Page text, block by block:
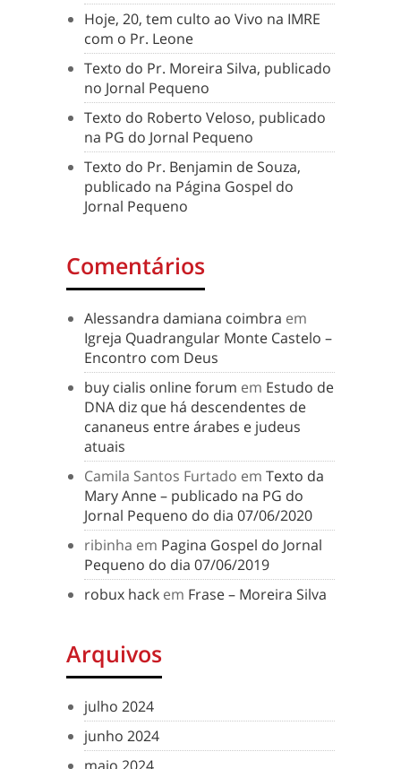
Hoje, 20, tem culto ao Vivo na IMRE
com o Pr. Leone
Texto do Pr. Moreira Silva, publicado
no Jornal Pequeno
Texto do Roberto Veloso, publicado
na PG do Jornal Pequeno
Texto do Pr. Benjamin de Souza,
publicado na Página Gospel do
Jornal Pequeno
Comentários
Alessandra damiana coimbra em
Igreja Quadrangular Monte Castelo –
Encontro com Deus
buy cialis online forum em Estudo de
DNA diz que há descendentes de
cananeus entre árabes e judeus
atuais
Camila Santos Furtado em Texto da
Mary Anne – publicado na PG do
Jornal Pequeno do dia 07/06/2020
ribinha em Pagina Gospel do Jornal
Pequeno do dia 07/06/2019
robux hack em Frase – Moreira Silva
Arquivos
julho 2024
junho 2024